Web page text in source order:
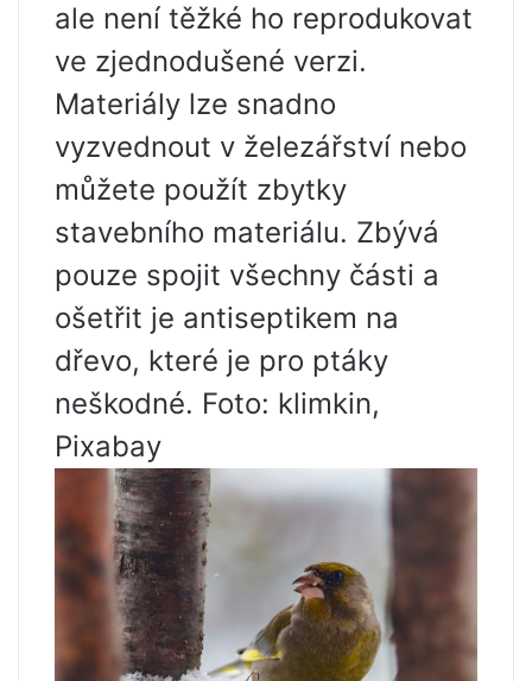
ale není těžké ho reprodukovat
ve zjednodušené verzi.
Materiály lze snadno
vyzvednout v železářství nebo
můžete použít zbytky
stavebního materiálu. Zbývá
pouze spojit všechny části a
ošetřit je antiseptikem na
dřevo, které je pro ptáky
neškodné. Foto: klimkin,
Pixabay